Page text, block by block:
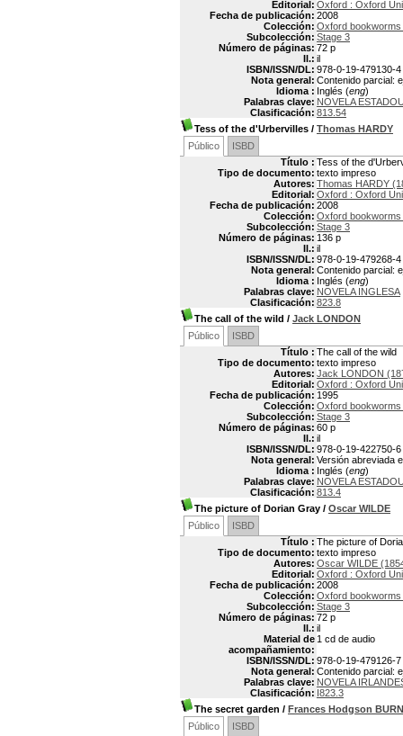
Editorial: Oxford : Oxford
Fecha de publicación: 2008
Colección: Oxford
Subcolección: Stage 3
Número de páginas: 72 p
Il.: il
ISBN/ISSN/DL: 978-0-19-479130-4
Nota general: Contenido parcial:
Idioma : Inglés (eng)
Palabras clave: NOVELA
Clasificación: 813.54
Tess of the d'Urbervilles / Thomas HARDY
Público
ISBD
Título : Tess of the
Tipo de documento: texto impreso
Autores: Thomas HARDY
Editorial: Oxford : Oxford
Fecha de publicación: 2008
Colección: Oxford
Subcolección: Stage 3
Número de páginas: 136 p
Il.: il
ISBN/ISSN/DL: 978-0-19-479268-4
Nota general: Contenido parcial:
Idioma : Inglés (eng)
Palabras clave: NOVELA INGLESA
Clasificación: 823.8
The call of the wild / Jack LONDON
Público
ISBD
Título : The call of the wild
Tipo de documento: texto impreso
Autores: Jack LONDON
Editorial: Oxford : Oxford
Fecha de publicación: 1995
Colección: Oxford
Subcolección: Stage 3
Número de páginas: 60 p
Il.: il
ISBN/ISSN/DL: 978-0-19-422750-6
Nota general: Versión abreviada
Idioma : Inglés (eng)
Palabras clave: NOVELA
Clasificación: 813.4
The picture of Dorian Gray / Oscar WILDE
Público
ISBD
Título : The picture of
Tipo de documento: texto impreso
Autores: Oscar WILDE
Editorial: Oxford : Oxford
Fecha de publicación: 2008
Colección: Oxford
Subcolección: Stage 3
Número de páginas: 72 p
Il.: il
Material de
acompañamiento:
1 cd de audio
ISBN/ISSN/DL: 978-0-19-479126-7
Nota general: Contenido parcial:
Palabras clave: NOVELA
Clasificación: I823.3
The secret garden / Frances Hodgson
Público
ISBD